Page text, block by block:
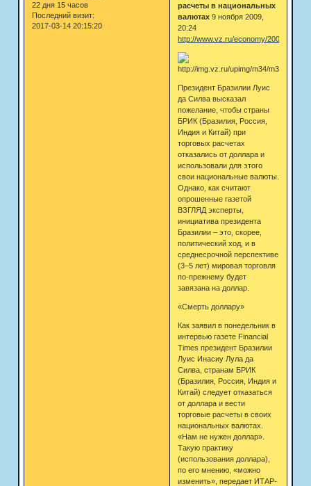
22 дня 15 часов
Последний визит:
2017-03-14 20:15:20
расчеты в национальных
валютах 9 ноября 2009,
20:24
http://www.vz.ru/economy/2009/11/9/
Президент Бразилии Луис
да Силва высказал
пожелание, чтобы страны
БРИК (Бразилия, Россия,
Индия и Китай) при
торговых расчетах
отказались от доллара и
использовали для этого
свои национальные валюты.
Однако, как считают
опрошенные газетой
ВЗГЛЯД эксперты,
инициатива президента
Бразилии – это, скорее,
политический ход, и в
среднесрочной перспективе
(3–5 лет) мировая торговля
по-прежнему будет
завязана на доллар.
«Смерть доллару»
Как заявил в понедельник в
интервью газете Financial
Times президент Бразилии
Луис Инасиу Лула да
Силва, странам БРИК
(Бразилия, Россия, Индия и
Китай) следует отказаться
от доллара и вести
торговые расчеты в своих
национальных валютах.
«Нам не нужен доллар».
Такую практику
(использования доллара),
по его мнению, «можно
изменить», передает ИТАР-